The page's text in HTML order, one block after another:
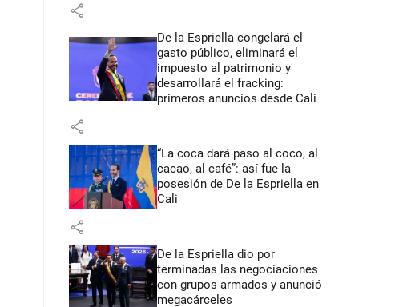
share
De la Espriella congelará el
gasto público, eliminará el
impuesto al patrimonio y
desarrollará el fracking:
primeros anuncios desde Cali
share
“La coca dará paso al coco, al
cacao, al café”: así fue la
posesión de De la Espriella en
Cali
share
De la Espriella dio por
terminadas las negociaciones
con grupos armados y anunció
megacárceles